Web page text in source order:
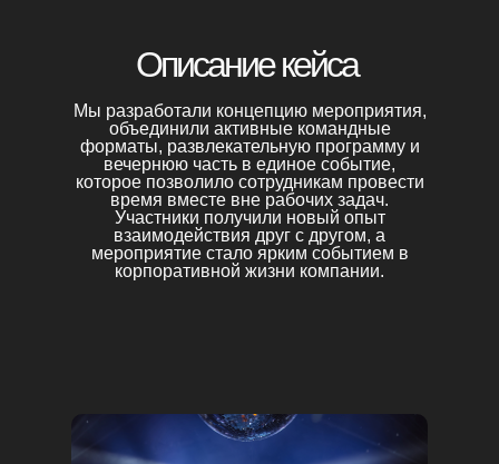
Мы разработали концепцию мероприятия,
объединили активные командные
форматы, развлекательную программу и
вечернюю часть в единое событие,
которое позволило сотрудникам провести
время вместе вне рабочих задач.
Участники получили новый опыт
взаимодействия друг с другом, а
мероприятие стало ярким событием в
корпоративной жизни компании.
Описание кейса